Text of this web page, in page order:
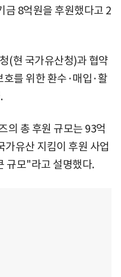
금 8억원을 후원했다고 2
(현 국가유산청)과 협약
호를 위한 환수·매입·활
의 총 후원 규모는 93억
유산 지킴이 후원 사업
규모"라고 설명했다.